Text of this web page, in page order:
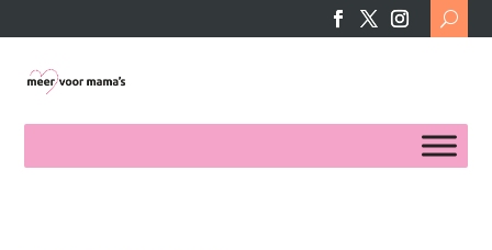
Search
for: